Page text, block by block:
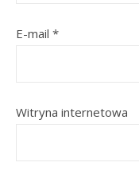
E-mail *
Witryna internetowa